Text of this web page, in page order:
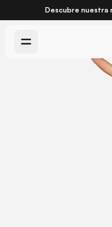
Descubre nuestra